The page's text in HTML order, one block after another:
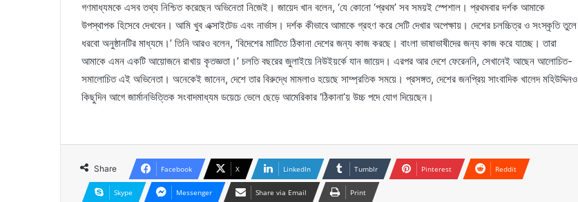
গণমাধ্যমকে এসব তথ্য নিশ্চিত করেছেন অভিনেতা নিজেই। জায়েদ খান বলেন, ‘যে কোনো ‘প্রথম’ সব সময়ই স্পেশাল। প্রথমবার দর্শক আমাকে
উপস্থাপক হিসেবে দেখবেন। আমি খুব এক্সাইটেড এবং নার্ভাস। দর্শক কীভাবে আমাকে গ্রহণ করে সেটি দেখার অপেক্ষায়। দেশের চলচ্চিত্র ও সংস্কৃতি তুলে
ধরবো অনুষ্ঠানটির মাধ্যমে।’ তিনি আরও বলেন, ‘বিদেশের মাটিতে ঠিকানা দেশের জন্য কাজ করছে। বাংলা ভাষাভাষীদের জন্য কাজ করে যাচ্ছে। তারা
আমাকে এমন একটি আয়োজনে রাখায় কৃতজ্ঞতা।’ চলতি বছরের জুলাইয়ে নিউইয়র্কে যান জায়েদ। এরপর আর দেশে ফেরেননি, সেখানেই আছেন আলোচিত-
সমালোচিত এই অভিনেতা। অনেকেই জানেন, দেশে তার বিরুদ্ধে মামলাও হয়েছে সাম্প্রতিক সময়ে। প্রসঙ্গত, দেশের জনপ্রিয় সাংবাদিক খালেদ মহিউদ্দিনও
কিছুদিন আগে জার্মানভিত্তিক সংবাদমাধ্যম ডয়েচে ভেলে ছেড়ে আমেরিকার ‘ঠিকানা’য় উচ্চ পদে যোগ দিয়েছেন।
Share Facebook X LinkedIn Tumblr Pinterest Reddit
Skype Messenger Share via Email Print